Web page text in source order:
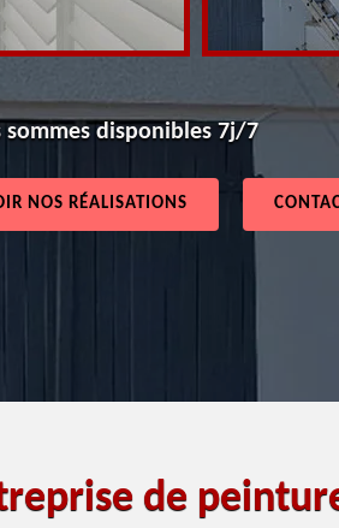
sommes disponibles 7j/7
NOS RÉALISATIONS
de